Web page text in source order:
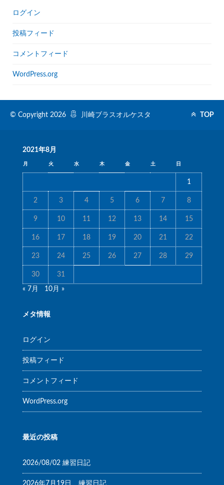
ログイン
投稿フィード
コメントフィード
WordPress.org
© Copyright 2026 川崎ブラスオルケスタ TOP
2021年8月
月 火 水 木 金 土 日
1
2 3 4 5 6 7 8
9 10 11 12 13 14 15
16 17 18 19 20 21 22
23 24 25 26 27 28 29
30 31
« 7月 10月 »
メタ情報
ログイン
投稿フィード
コメントフィード
WordPress.org
最近の投稿
2026/08/02 練習日記
2026年7月19日 練習日記